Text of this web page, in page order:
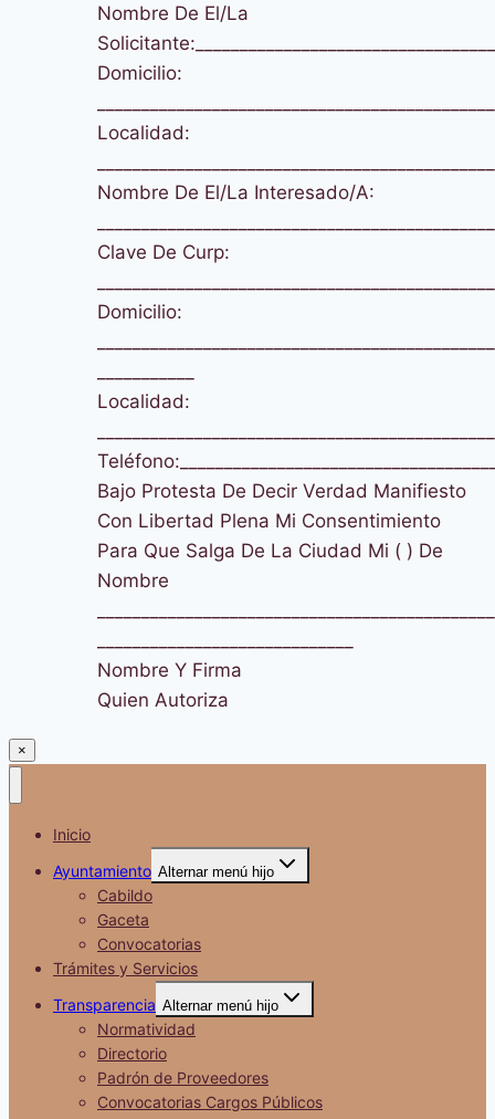
Nombre De El/La
Domicilio:
Localidad:
Nombre De El/La Interesado/A:
Clave De Curp:
Domicilio:
Localidad:
Bajo Protesta De Decir Verdad Manifiesto
Con Libertad Plena Mi Consentimiento
Para Que Salga De La Ciudad Mi ( ) De
Nombre
Nombre Y Firma
Quien Autoriza
×
Inicio
Ayuntamiento Alternar menú hijo
Cabildo
Gaceta
Convocatorias
Trámites y Servicios
Transparencia Alternar menú hijo
Normatividad
Directorio
Padrón de Proveedores
Convocatorias Cargos Públicos